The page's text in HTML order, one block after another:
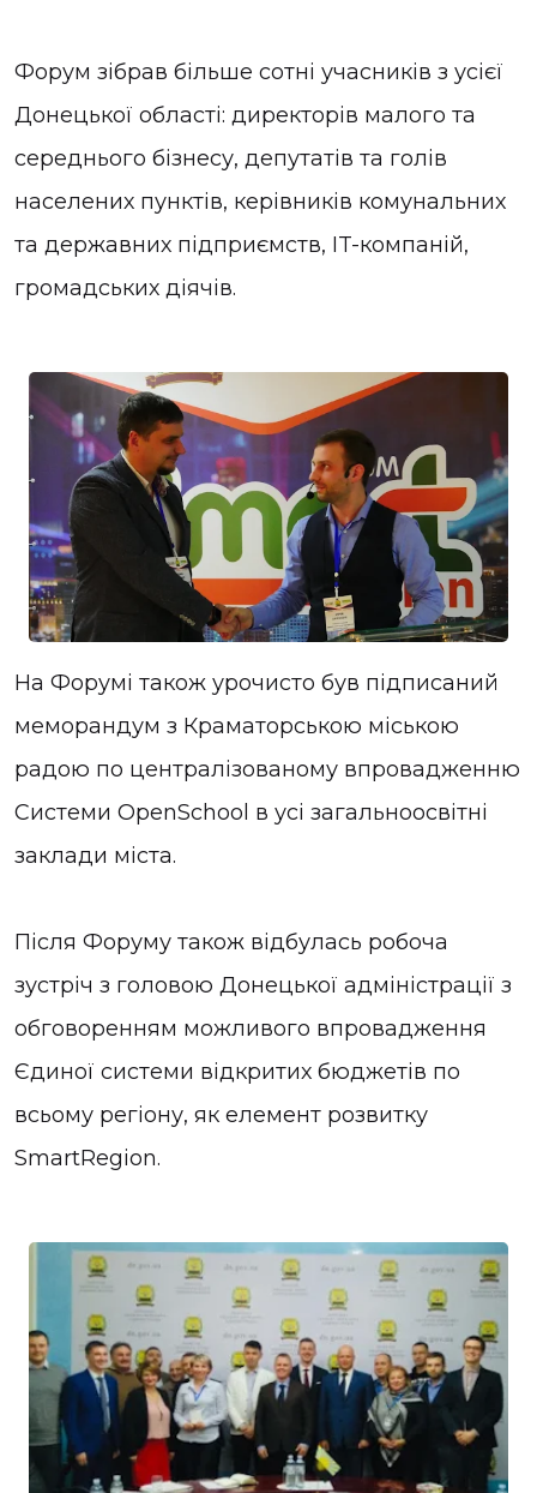
Форум зібрав більше сотні учасників з усієї
Донецької області: директорів малого та
середнього бізнесу, депутатів та голів
населених пунктів, керівників комунальних
та державних підприємств, IT-компаній,
громадських діячів.
На Форумі також урочисто був підписаний
меморандум з Краматорською міською
радою по централізованому впровадженню
Системи OpenSchool в усі загальноосвітні
заклади міста.
Після Форуму також відбулась робоча
зустріч з головою Донецької адміністрації з
обговоренням можливого впровадження
Єдиної системи відкритих бюджетів по
всьому регіону, як елемент розвитку
SmartRegion.